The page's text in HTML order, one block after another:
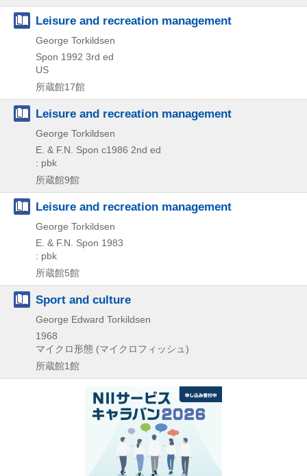
Leisure and recreation management
George Torkildsen
Spon 1992 3rd ed
US
所蔵館17館
Leisure and recreation management
George Torkildsen
E. & F.N. Spon c1986 2nd ed
: pbk
所蔵館9館
Leisure and recreation management
George Torkildsen
E. & F.N. Spon 1983
: pbk
所蔵館5館
Sport and culture
George Edward Torkildsen
1968
マイクロ形態 (マイクロフィッシュ)
所蔵館1館